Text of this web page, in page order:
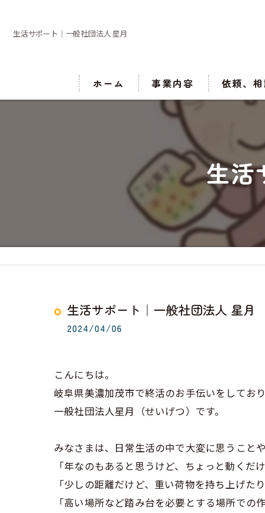
生活サポート｜一般社団法人 星月
ホーム 事業内容 依頼、
生活
生活サポート｜一般社団法人 星月
2024/04/06
こんにちは。
岐阜県美濃加茂市で終活のお手伝いをしており
一般社団法人星月（せいげつ）です。
みなさまは、日常生活の中で大変に思うこと
「年なのもあると思うけど、ちょっと動くだ
「少しの距離だけど、重い荷物を持ち上げた
「高い場所など踏み台を必要とする場所での